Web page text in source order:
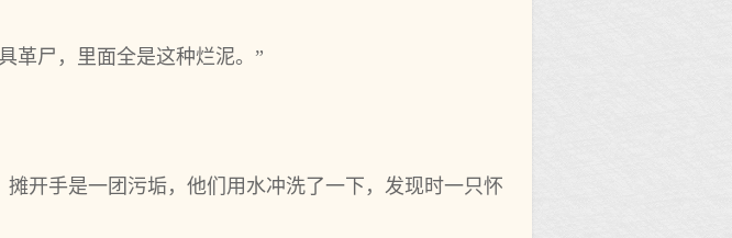
革尸，里面全是这种烂泥。”
开手是一团污垢，他们用水冲洗了一下，发现时一只怀